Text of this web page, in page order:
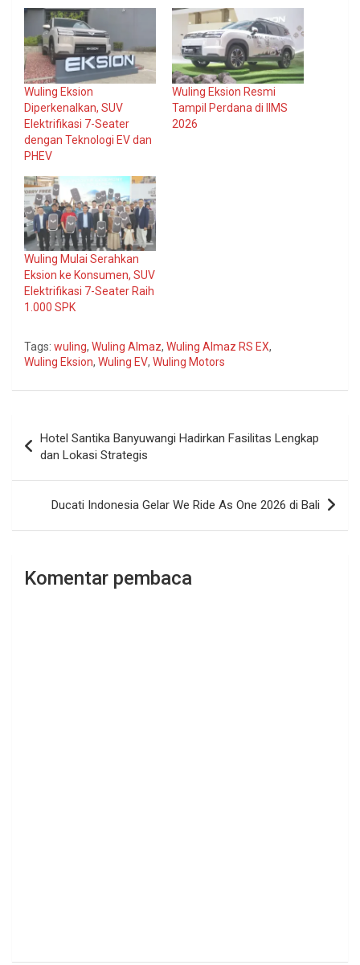
Wuling Eksion
Diperkenalkan, SUV
Elektrifikasi 7-Seater
dengan Teknologi EV dan
PHEV
Wuling Eksion Resmi
Tampil Perdana di IIMS
2026
Wuling Mulai Serahkan
Eksion ke Konsumen, SUV
Elektrifikasi 7-Seater Raih
1.000 SPK
Tags: wuling, Wuling Almaz, Wuling Almaz RS EX,
Wuling Eksion, Wuling EV, Wuling Motors
pos
Hotel Santika Banyuwangi Hadirkan Fasilitas Lengkap
dan Lokasi Strategis
Ducati Indonesia Gelar We Ride As One 2026 di Bali
Komentar pembaca